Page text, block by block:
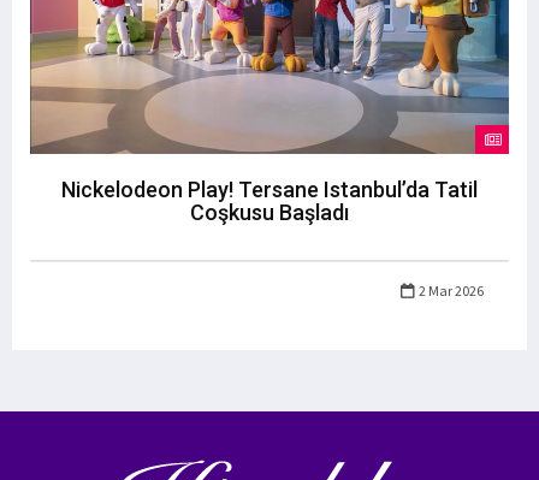
Nickelodeon Play! Tersane Istanbul’da Tatil
Coşkusu Başladı
2 Mar 2026